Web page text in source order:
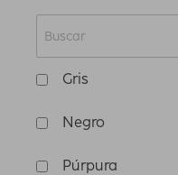
Gris
Negro
Púrpura